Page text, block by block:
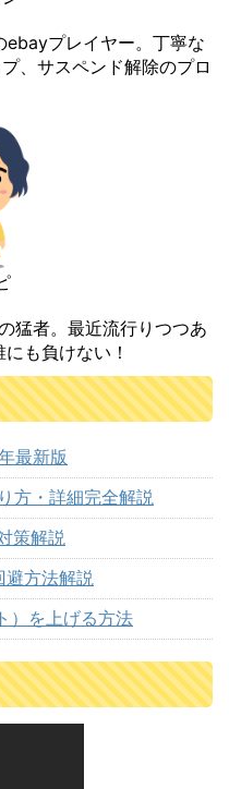
プレイヤー。丁寧な
、サスペンド解除のプロ
猛者。最近流行りつつあ
も負けない！
最新版
方・詳細完全解説
策解説
避方法解説
）を上げる方法